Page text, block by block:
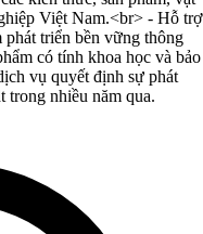
Việt Nam.<br> - Hỗ trợ
triển bền vững thông
có tính khoa học và bảo
vụ quyết định sự phát
nhiều năm qua.